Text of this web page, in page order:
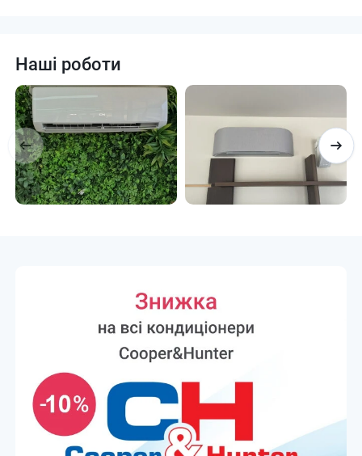
Наші роботи